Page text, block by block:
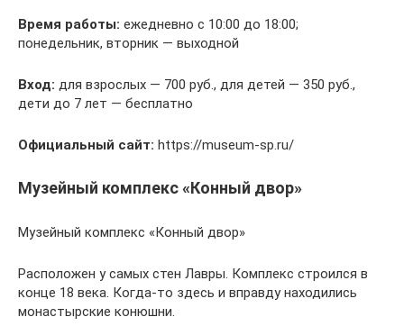
Время работы: ежедневно с 10:00 до 18:00;
понедельник, вторник — выходной
Вход: для взрослых — 700 руб., для детей — 350 руб.,
дети до 7 лет — бесплатно
Официальный сайт: https://museum-sp.ru/
Музейный комплекс «Конный двор»
Музейный комплекс «Конный двор»
Расположен у самых стен Лавры. Комплекс строился в
конце 18 века. Когда-то здесь и вправду находились
монастырские конюшни.